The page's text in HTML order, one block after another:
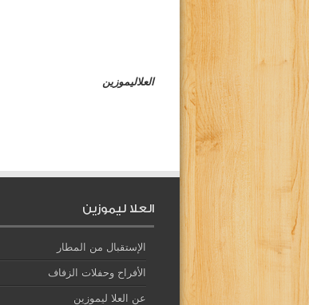
العلاليموزين
العلا ليموزين
الإستقبال من المطار
الأفراح وحفلات الزفاف
عن العلا ليموزين